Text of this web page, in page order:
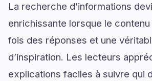
La recherche d’informations
enrichissante lorsque le
fois des réponses et une
d’inspiration. Les lecteurs
explications faciles à suivre qui